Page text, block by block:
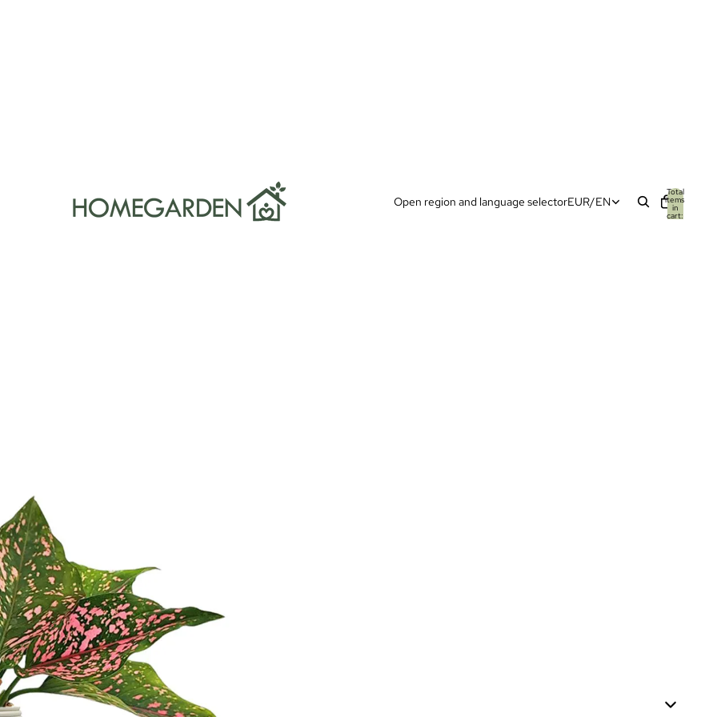
Open region and language selectorEUR/EN
Total
items
in
cart: